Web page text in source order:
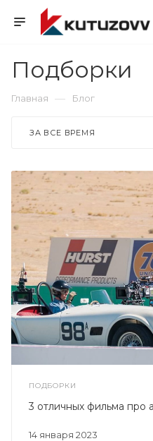
Подборки
Главная — Блог
ЗА ВСЕ ВРЕМЯ
ПОДБОРКИ
14 января 2023
3 отличных фильма про